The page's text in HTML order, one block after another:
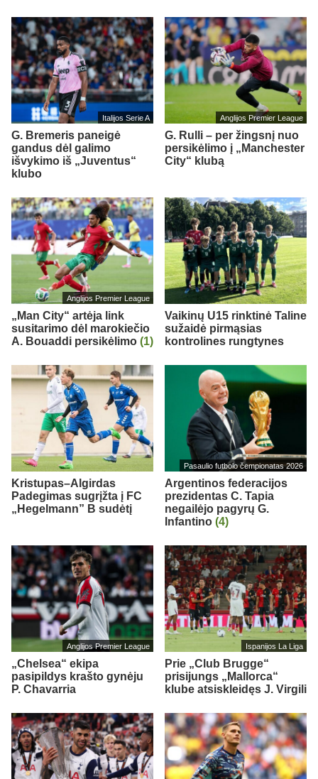
Italijos Serie A
G. Bremeris paneigė
gandus dėl galimo
išvykimo iš „Juventus“
klubo
Anglijos Premier League
G. Rulli – per žingsnį nuo
persikėlimo į „Manchester
City“ klubą
Anglijos Premier League
„Man City“ artėja link
susitarimo dėl marokiečio
A. Bouaddi persikėlimo (1)
Vaikinų U15 rinktinė Taline
sužaidė pirmąsias
kontrolines rungtynes
Kristupas–Algirdas
Padegimas sugrįžta į FC
„Hegelmann” B sudėtį
Pasaulio futbolo čempionatas 2026
Argentinos federacijos
prezidentas C. Tapia
negailėjo pagyrų G.
Infantino (4)
Anglijos Premier League
„Chelsea“ ekipa
pasipildys krašto gynėju
P. Chavarria
Ispanijos La Liga
Prie „Club Brugge“
prisijungs „Mallorca“
klube atsiskleidęs J. Virgili